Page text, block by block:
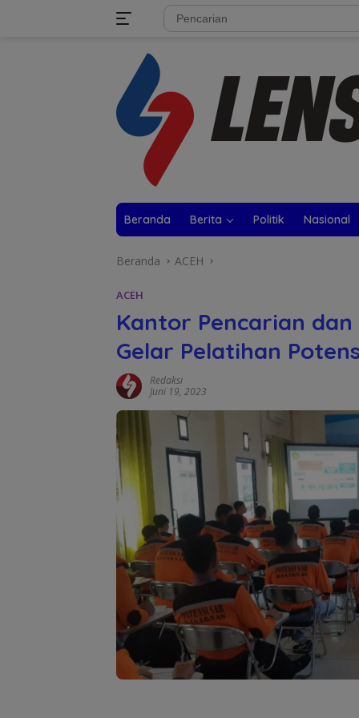
Beranda Berita Politik Nasional
Beranda ACEH
ACEH
Kantor Pencarian
Gelar Pelatihan
Redaksi
Juni 19, 2023